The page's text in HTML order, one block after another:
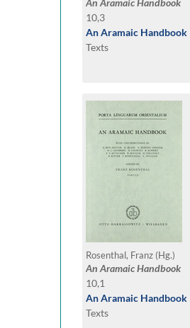
An Aramaic Handbook
10,3
An Aramaic Handbook
Texts
Rosenthal, Franz (Hg.)
An Aramaic Handbook
10,1
An Aramaic Handbook
Texts